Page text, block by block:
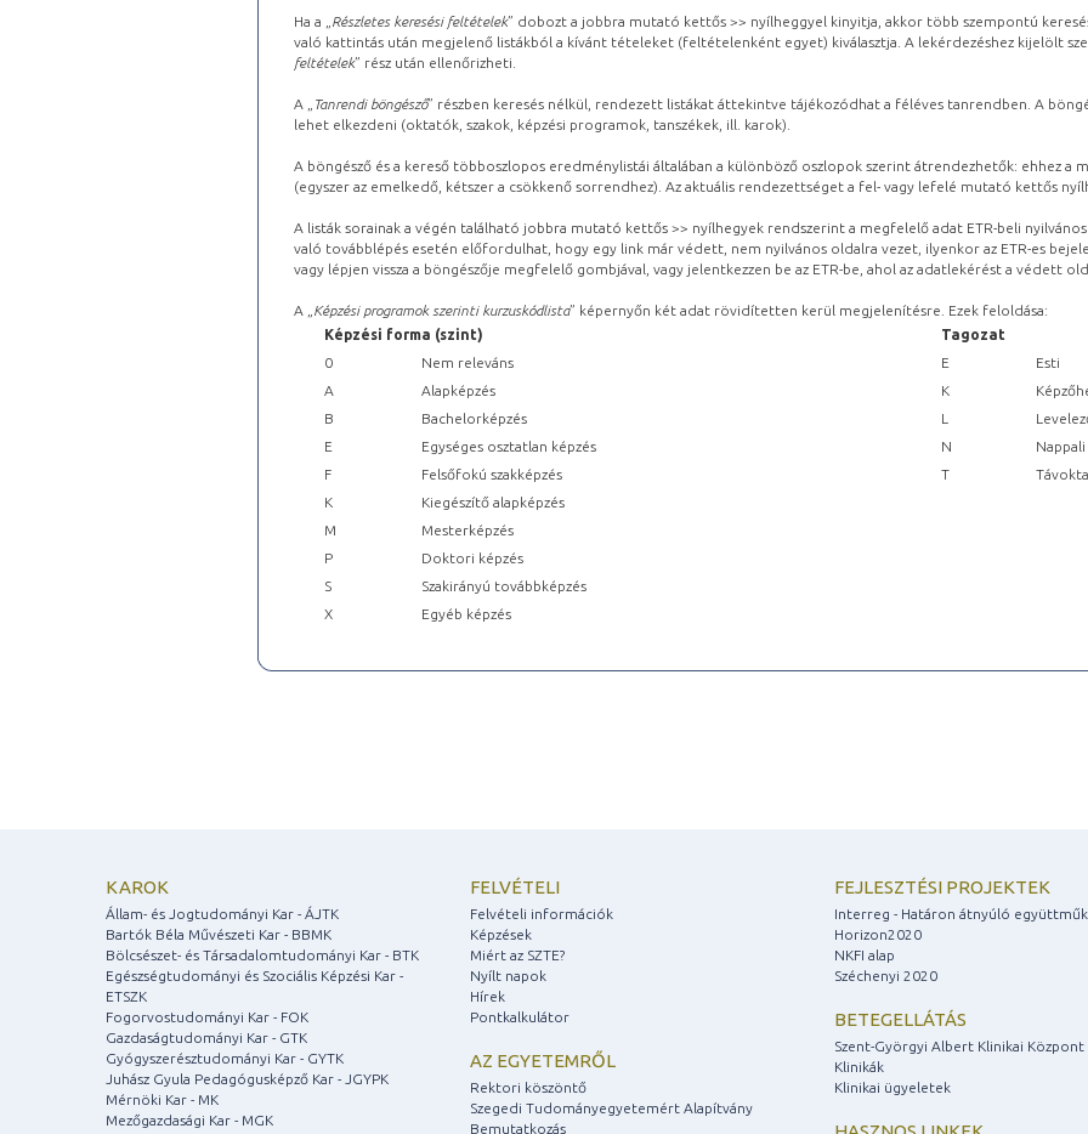
Ha a „ Részletes keresési feltételek” dobozt a jobbra mutató kettős >> nyílheggyel kinyitja, akkor több szempontú
való kattintás után megjelenő listákból a kívánt tételeket (feltételenként egyet) kiválasztja. A lekérdezéshez kijelölt
feltételek” rész után ellenőrizheti.
A „ Tanrendi böngésző” részben keresés nélkül, rendezett listákat áttekintve tájékozódhat a féléves tanrendben. A
lehet elkezdeni (oktatók, szakok, képzési programok, tanszékek, ill. karok).
A böngésző és a kereső többoszlopos eredménylistái általában a különböző oszlopok szerint átrendezhetők: ehhez a
(egyszer az emelkedő, kétszer a csökkenő sorrendhez). Az aktuális rendezettséget a fel- vagy lefelé mutató kettős
A listák sorainak a végén található jobbra mutató kettős >> nyílhegyek rendszerint a megfelelő adat ETR-beli
való továbblépés esetén előfordulhat, hogy egy link már védett, nem nyilvános oldalra vezet, ilyenkor az ETR-es
vagy lépjen vissza a böngészője megfelelő gombjával, vagy jelentkezzen be az ETR-be, ahol az adatlekérést a védett
A „ Képzési programok szerinti kurzuskódlista” képernyőn két adat rövidítetten kerül megjelenítésre. Ezek feloldása:
Képzési forma (szint)
Tagozat
0
Nem releváns E
Esti
A
Alapképzés K
B
Bachelorképzés L
E
Egységes osztatlan képzés N
Nappali
F
Felsőfokú szakképzés T
K
Kiegészítő alapképzés
M
Mesterképzés
P
Doktori képzés
S
Szakirányú továbbképzés
X
Egyéb képzés
KAROK
Állam- és Jogtudományi Kar - ÁJTK
Bartók Béla Művészeti Kar - BBMK
Bölcsészet- és Társadalomtudományi Kar - BTK
Egészségtudományi és Szociális Képzési Kar -
ETSZK
Fogorvostudományi Kar - FOK
Gazdaságtudományi Kar - GTK
Gyógyszerésztudományi Kar - GYTK
Juhász Gyula Pedagógusképző Kar - JGYPK
Mérnöki Kar - MK
Mezőgazdasági Kar - MGK
FELVÉTELI
Felvételi információk
Képzések
Miért az SZTE?
Nyílt napok
Hírek
Pontkalkulátor
AZ EGYETEMRŐL
Rektori köszöntő
Szegedi Tudományegyetemért Alapítvány
Bemutatkozás
FEJLESZTÉSI PROJEKTEK
Interreg - Határon átnyúló
Horizon2020
NKFI alap
Széchenyi 2020
BETEGELLÁTÁS
Szent-Györgyi Albert Klinikai Központ
Klinikák
Klinikai ügyeletek